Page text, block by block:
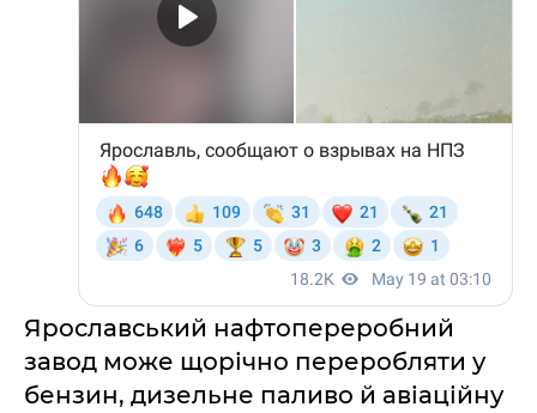
Ярославський нафтопереробний
завод може щорічно переробляти у
бензин, дизельне паливо й авіаційну